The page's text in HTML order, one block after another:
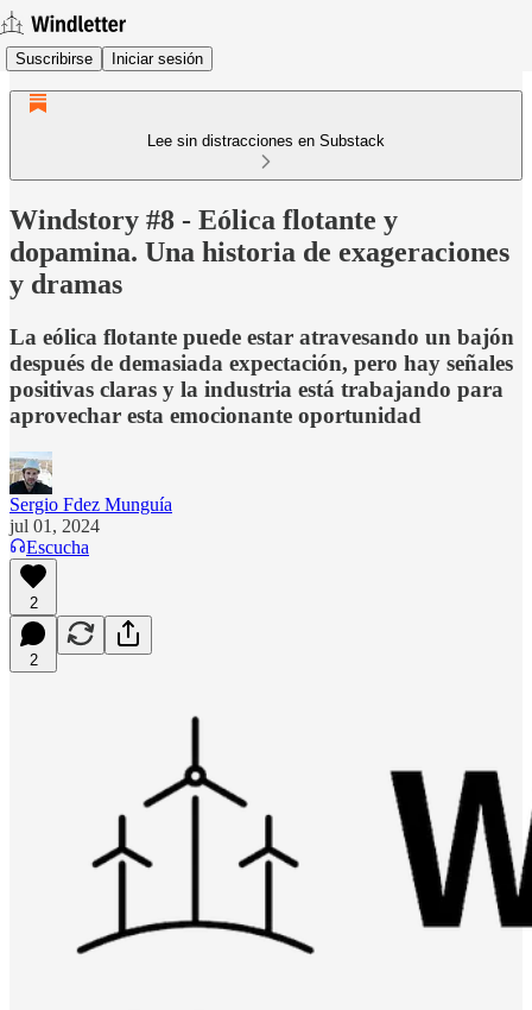
Suscribirse Iniciar sesión
Lee sin distracciones en Substack
Windstory #8 - Eólica flotante y
dopamina. Una historia de exageraciones
y dramas
La eólica flotante puede estar atravesando un bajón
después de demasiada expectación, pero hay señales
positivas claras y la industria está trabajando para
aprovechar esta emocionante oportunidad
Sergio Fdez Munguía
jul 01, 2024
Escucha
2
2